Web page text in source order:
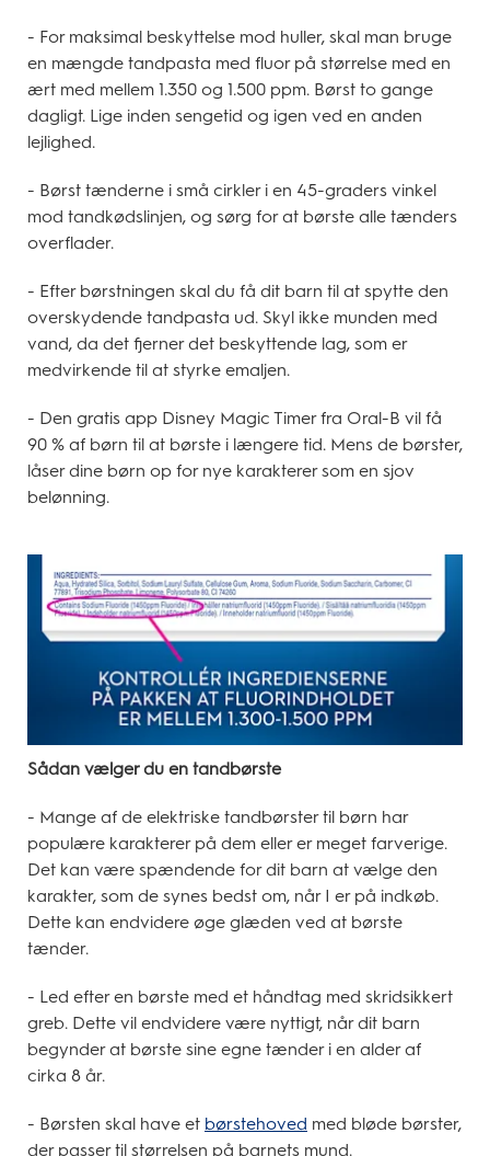
- For maksimal beskyttelse mod huller, skal man bruge
en mængde tandpasta med fluor på størrelse med en
ært med mellem 1.350 og 1.500 ppm. Børst to gange
dagligt. Lige inden sengetid og igen ved en anden
lejlighed.
- Børst tænderne i små cirkler i en 45-graders vinkel
mod tandkødslinjen, og sørg for at børste alle tænders
overflader.
- Efter børstningen skal du få dit barn til at spytte den
overskydende tandpasta ud. Skyl ikke munden med
vand, da det fjerner det beskyttende lag, som er
medvirkende til at styrke emaljen.
- Den gratis app Disney Magic Timer fra Oral-B vil få
90 % af børn til at børste i længere tid. Mens de børster,
låser dine børn op for nye karakterer som en sjov
belønning.
Sådan vælger du en tandbørste
- Mange af de elektriske tandbørster til børn har
populære karakterer på dem eller er meget farverige.
Det kan være spændende for dit barn at vælge den
karakter, som de synes bedst om, når I er på indkøb.
Dette kan endvidere øge glæden ved at børste
tænder.
- Led efter en børste med et håndtag med skridsikkert
greb. Dette vil endvidere være nyttigt, når dit barn
begynder at børste sine egne tænder i en alder af
cirka 8 år.
- Børsten skal have et børstehoved med bløde børster,
der passer til størrelsen på barnets mund.